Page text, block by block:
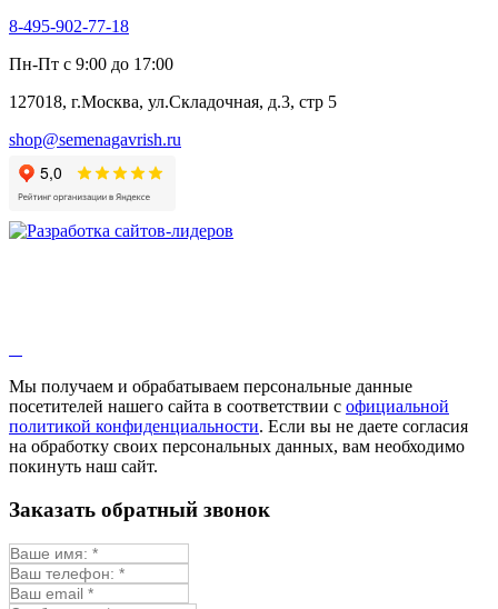
8-495-902-77-18
Пн-Пт с 9:00 до 17:00
127018, г.Москва, ул.Складочная, д.3, стр 5
shop@semenagavrish.ru
Мы получаем и обрабатываем персональные данные
посетителей нашего сайта в соответствии с официальной
политикой конфиденциальности. Если вы не даете согласия
на обработку своих персональных данных, вам необходимо
покинуть наш сайт.
Заказать обратный звонок